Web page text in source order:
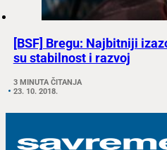
[BSF] Bregu: Najbitniji
su stabilnost i razvoj
3 MINUTA ČITANJA
23. 10. 2018.